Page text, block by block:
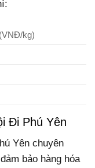
kg)
Đi Phú Yên
Yên chuyên
bảo hàng hóa